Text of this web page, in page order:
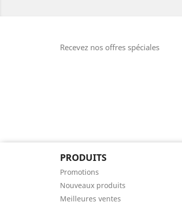
Recevez nos offres spéciales
PRODUITS
Promotions
Nouveaux produits
Meilleures ventes